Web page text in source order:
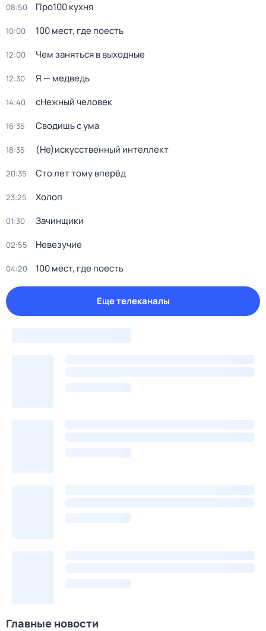
08:50 Про100 кухня
10:00 100 мест, где поесть
12:00 Чем заняться в выходные
12:30 Я — медведь
14:40 сНежный человек
16:35 Сводишь с ума
18:35 (Не)иcкусственный интeллект
20:35 Сто лет тому вперёд
23:25 Холоп
01:30 Зачинщики
02:55 Невезучие
04:20 100 мест, где поесть
Еще телеканалы
Главные новости